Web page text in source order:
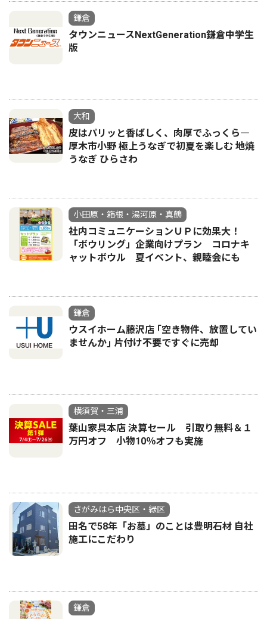
鎌倉
タウンニュースNextGeneration鎌倉中学生
版
大和
皮はパリッと香ばしく、肉厚でふっくら―
厚木市小野 極上うなぎで初夏を楽しむ 地焼
うなぎ ひらさわ
小田原・箱根・湯河原・真鶴
社内コミュニケーションＵＰに効果大！
「ボウリング」企業向けプラン コロナキ
ャットボウル 夏イベント、親睦会にも
鎌倉
ウスイホーム藤沢店 ｢空き物件、放置してい
ませんか｣ 片付け不要ですぐに売却
横須賀・三浦
葉山家具本店 決算セール 引取り無料＆１
万円オフ 小物10％オフも実施
さがみはら中央区・緑区
田名で58年「お墓」のことは豊明石材 自社
施工にこだわり
鎌倉